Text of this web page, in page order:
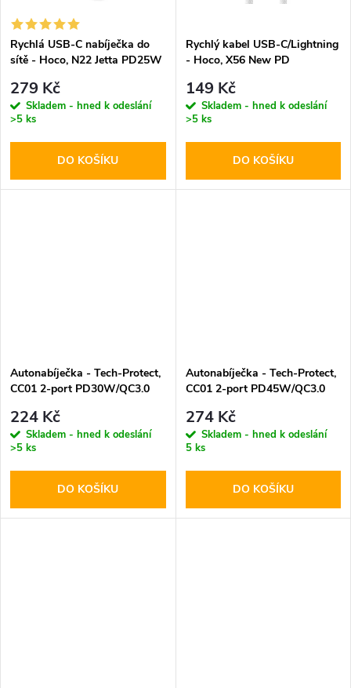
ů
Rychlá USB-C nabíječka do
sítě - Hoco, N22 Jetta PD25W
279 Kč
Skladem - hned k odeslání
>5 ks
DO KOŠÍKU
Rychlý kabel USB-C/Lightning
- Hoco, X56 New PD
149 Kč
Skladem - hned k odeslání
>5 ks
DO KOŠÍKU
Autonabíječka - Tech-Protect,
CC01 2-port PD30W/QC3.0
224 Kč
Skladem - hned k odeslání
>5 ks
DO KOŠÍKU
Autonabíječka - Tech-Protect,
CC01 2-port PD45W/QC3.0
274 Kč
Skladem - hned k odeslání
5 ks
DO KOŠÍKU